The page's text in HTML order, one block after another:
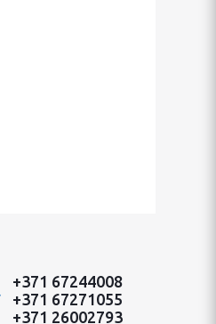
+371 67244008
+371 67271055
+371 26002793